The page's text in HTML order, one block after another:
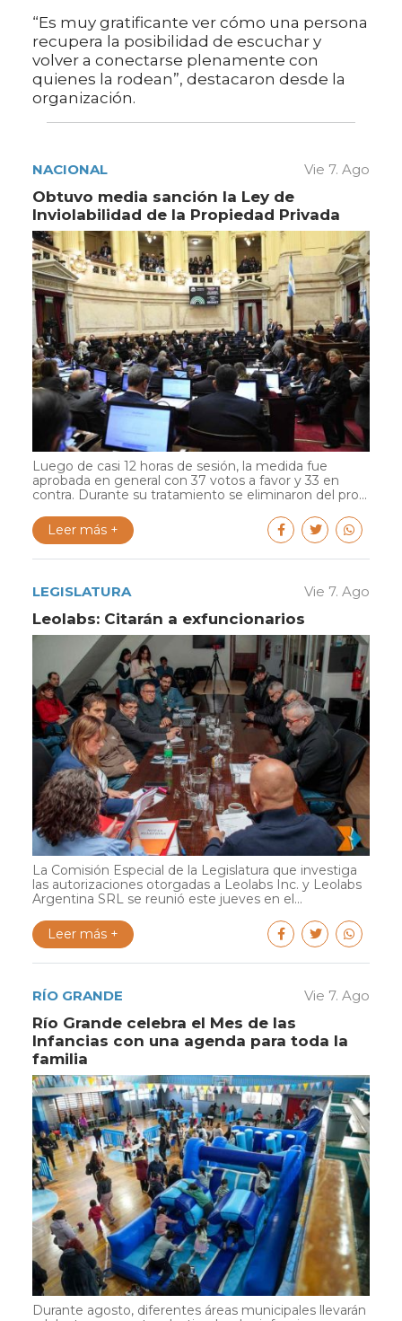
“Es muy gratificante ver cómo una persona
recupera la posibilidad de escuchar y
volver a conectarse plenamente con
quienes la rodean”, destacaron desde la
organización.
NACIONAL Vie 7. Ago
Obtuvo media sanción la Ley de
Inviolabilidad de la Propiedad Privada
Luego de casi 12 horas de sesión, la medida fue
aprobada en general con 37 votos a favor y 33 en
contra. Durante su tratamiento se eliminaron del pro...
Leer más +
LEGISLATURA Vie 7. Ago
Leolabs: Citarán a exfuncionarios
La Comisión Especial de la Legislatura que investiga
las autorizaciones otorgadas a Leolabs Inc. y Leolabs
Argentina SRL se reunió este jueves en el...
Leer más +
RÍO GRANDE Vie 7. Ago
Río Grande celebra el Mes de las
Infancias con una agenda para toda la
familia
Durante agosto, diferentes áreas municipales llevarán